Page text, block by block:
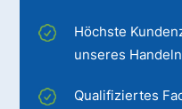
Höchste
unseres
Qualifiziertes